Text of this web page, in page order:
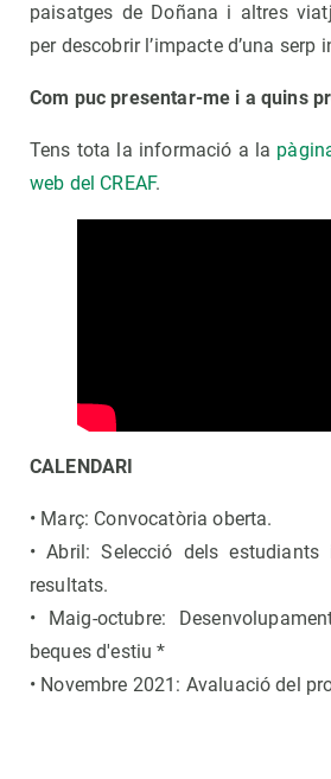
paisatges de Doñana i altres
per descobrir l’impacte d’una serp
Com puc presentar-me i a quins
Tens tota la informació a la
web del CREAF.
CALENDARI
• Març: Convocatòria oberta.
• Abril: Selecció dels
resultats.
• Maig-octubre:
beques d'estiu *
• Novembre 2021: Avaluació del